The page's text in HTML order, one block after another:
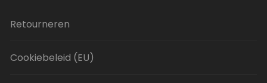
Retourneren
Cookiebeleid (EU)